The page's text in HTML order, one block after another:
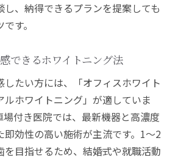
し、納得できるプランを提案しても
す。
できるホワイトニング法
したい方には、「オフィスホワイト
ルホワイトニング」が適していま
場付き医院では、最新機器と高濃度
即効性の高い施術が主流です。1〜2
を目指せるため、結婚式や就職活動